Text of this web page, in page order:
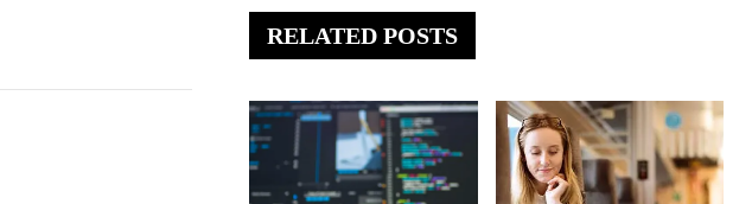
RELATED POSTS